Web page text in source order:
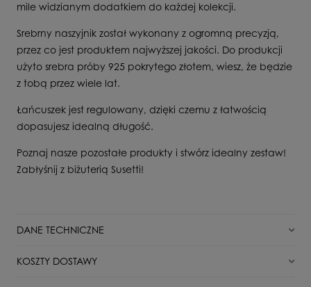
mile widzianym dodatkiem do każdej kolekcji.
Srebrny naszyjnik został wykonany z ogromną precyzją,
przez co jest produktem najwyższej jakości. Do produkcji
użyto srebra próby 925 pokrytego złotem, wiesz, że będzie
z tobą przez wiele lat.
Łańcuszek jest regulowany, dzięki czemu z łatwością
dopasujesz idealną długość.
Poznaj nasze pozostałe produkty i stwórz idealny zestaw!
Zabłyśnij z biżuterią Susetti!
DANE TECHNICZNE
Stan
KOSZTY DOSTAWY